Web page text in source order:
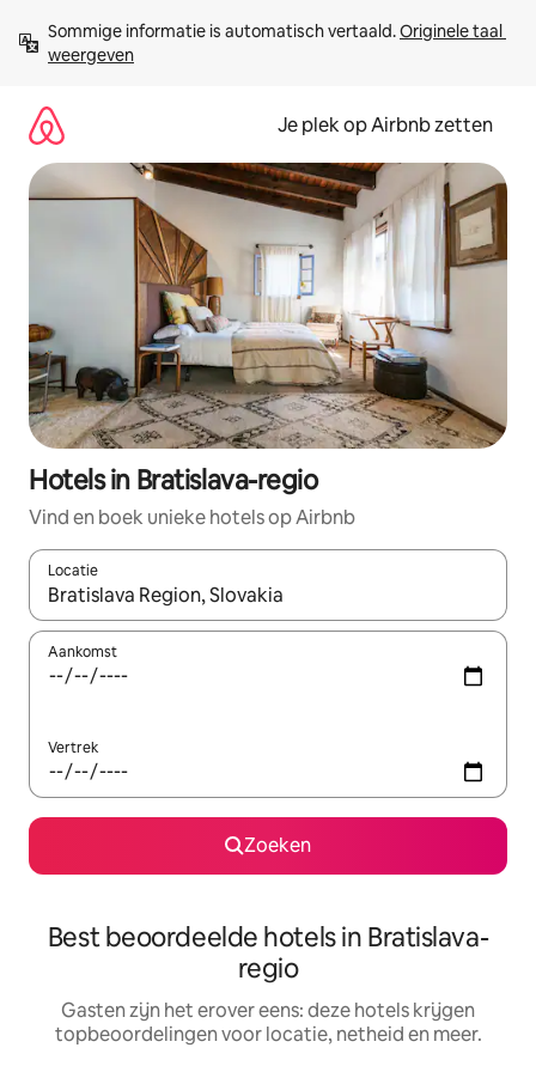
direct
naar
Sommige informatie is automatisch vertaald. Originele taal
weergeven
Je plek op Airbnb zetten
Hotels in Bratislava-regio
Vind en boek unieke hotels op Airbnb
Locatie
Wanneer er resultaten beschikbaar zijn, maak je een keuze
Aankomst
Vertrek
Zoeken
Best beoordeelde hotels in Bratislava-
regio
Gasten zijn het erover eens: deze hotels krijgen
topbeoordelingen voor locatie, netheid en meer.